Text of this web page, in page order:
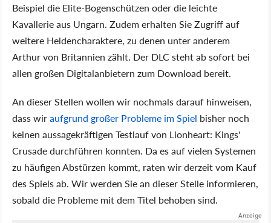
Beispiel die Elite-Bogenschützen oder die leichte
Kavallerie aus Ungarn. Zudem erhalten Sie Zugriff auf
weitere Heldencharaktere, zu denen unter anderem
Arthur von Britannien zählt. Der DLC steht ab sofort bei
allen großen Digitalanbietern zum Download bereit.
An dieser Stellen wollen wir nochmals darauf hinweisen,
dass wiraufgrund großer Probleme im Spiel bisher noch
keinen aussagekräftigen Testlauf von Lionheart: Kings'
Crusade durchführen konnten. Da es auf vielen Systemen
zu häufigen Abstürzen kommt, raten wir derzeit vom Kauf
des Spiels ab. Wir werden Sie an dieser Stelle informieren,
sobald die Probleme mit dem Titel behoben sind.